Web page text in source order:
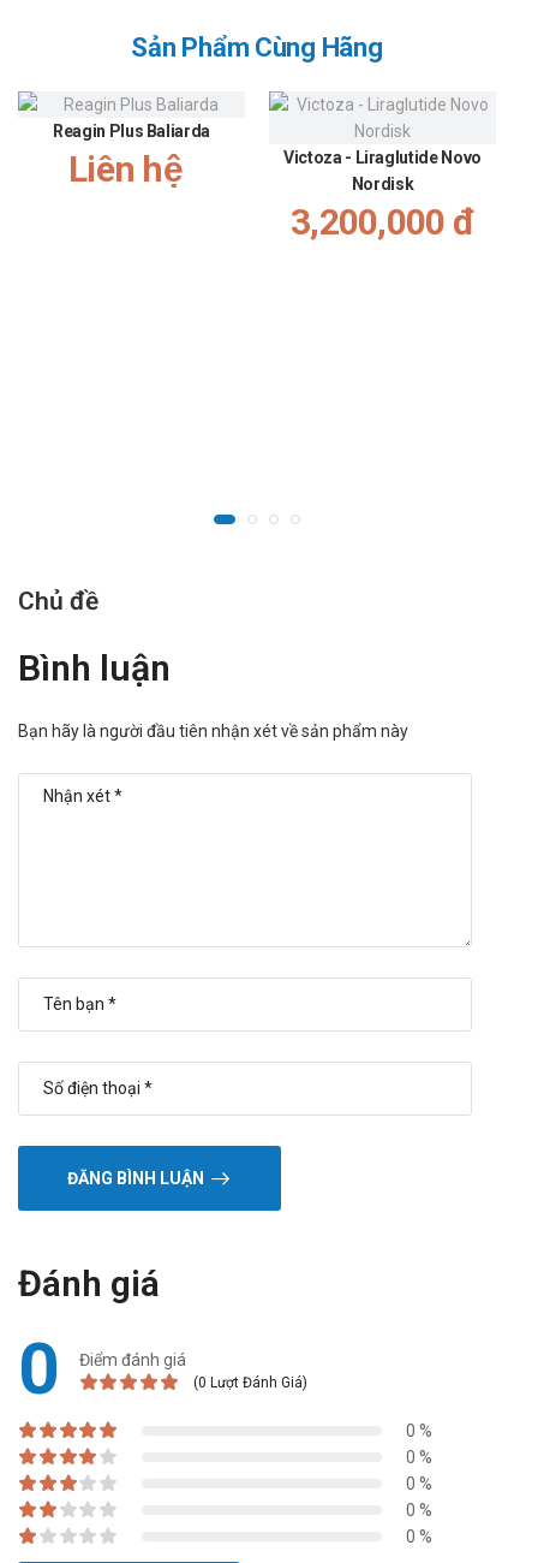
Sản Phẩm Cùng Hãng
Reagin Plus Baliarda
Liên hệ
Victoza - Liraglutide Novo
Nordisk
3,200,000 đ
Chủ đề
Bình luận
Bạn hãy là người đầu tiên nhận xét về sản phẩm này
ĐĂNG BÌNH LUẬN
Đánh giá
0 Điểm đánh giá
(0 Lượt Đánh Giá)
0 %
0 %
0 %
0 %
0 %